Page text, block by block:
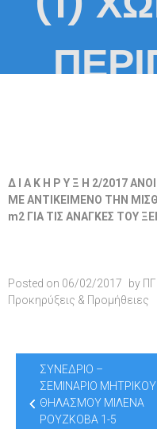
Δ Ι Α Κ Η Ρ Υ Ξ Η 2/2017
ME ANTIKEIMENO ΤΗΝ
m2 ΓΙΑ ΤΙΣ ΑΝΑΓΚΕΣ ΤΟΥ
Posted on 06/02/2017 by
Προκηρύξεις & Προμήθειες
Post
navigation
ΣΥΝΕΔΡΙΟ –
ΣΕΜΙΝΑΡΙΟ ΜΗΤΡΙΚΟΥ
ΘΗΛΑΣΜΟΥ ΜΙΛΕΝΑ
ΡΟΥΖΚΟΒΑ 1-5